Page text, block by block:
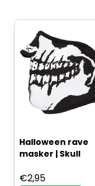
Halloween rave
masker | Skull
€2,95